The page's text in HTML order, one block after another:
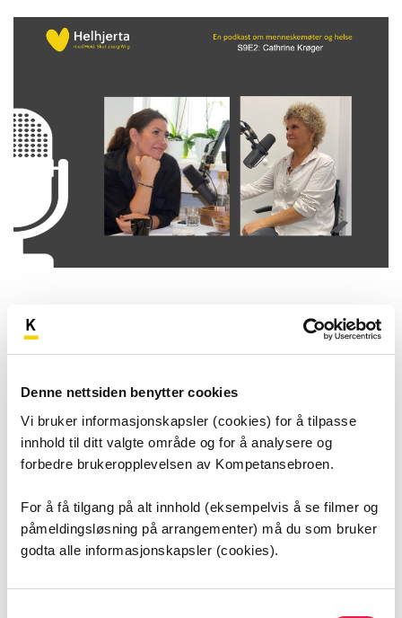
Denne nettsiden benytter cookies
Vi bruker informasjonskapsler (cookies) for å tilpasse
innhold til ditt valgte område og for å analysere og
forbedre brukeropplevelsen av Kompetansebroen.
For å få tilgang på alt innhold (eksempelvis å se filmer og
påmeldingsløsning på arrangementer) må du som bruker
godta alle informasjonskapsler (cookies).
Se flere podkaster
Helhjerta har etablert seg som en populær
podkast hvor du møter mennesker i
helsetjenesten som forteller om jobben og
Heidi Skutlaberg Wiig.
Du får høre sterke og engasjerende historier fra
både helsepersonell, pasienter og pårørende med